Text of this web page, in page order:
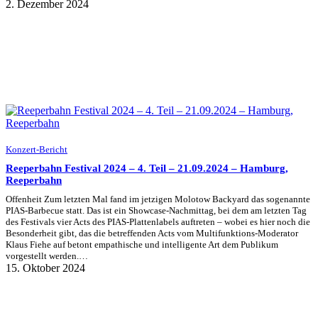
2. Dezember 2024
Konzert-Bericht
Reeperbahn Festival 2024 – 4. Teil – 21.09.2024 – Hamburg,
Reeperbahn
Offenheit Zum letzten Mal fand im jetzigen Molotow Backyard das sogenannte
PIAS-Barbecue statt. Das ist ein Showcase-Nachmittag, bei dem am letzten Tag
des Festivals vier Acts des PIAS-Plattenlabels auftreten – wobei es hier noch die
Besonderheit gibt, das die betreffenden Acts vom Multifunktions-Moderator
Klaus Fiehe auf betont empathische und intelligente Art dem Publikum
vorgestellt werden.…
15. Oktober 2024